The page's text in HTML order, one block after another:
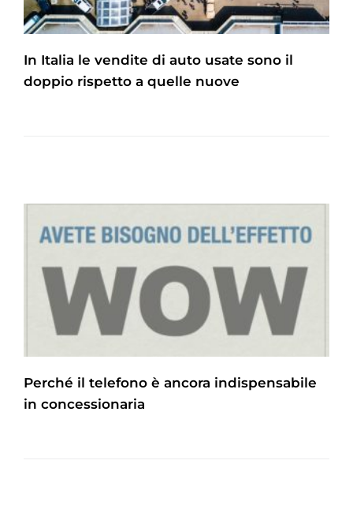
In Italia le vendite di auto usate sono il
doppio rispetto a quelle nuove
Perché il telefono è ancora indispensabile
in concessionaria